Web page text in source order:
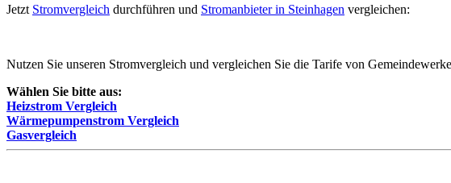
Jetzt Stromvergleich durchführen und Stromanbieter in Steinhagen vergleichen:
Nutzen Sie unseren Stromvergleich und vergleichen Sie die Tarife von
Wählen Sie bitte aus:
Heizstrom Vergleich
Wärmepumpenstrom Vergleich
Gasvergleich